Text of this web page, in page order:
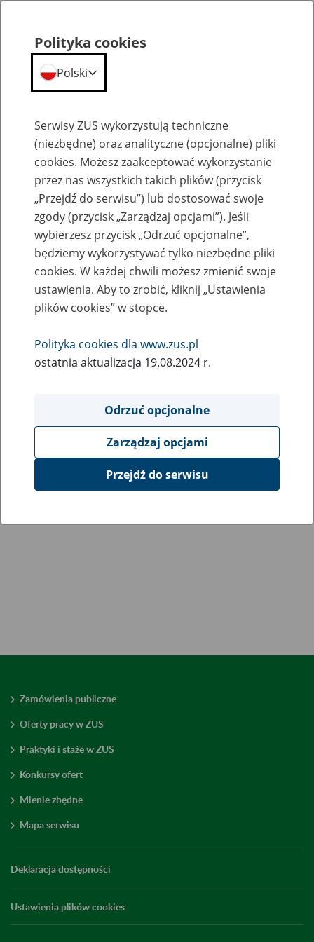
Przepraszamy,
podana strona nie została znaleziona.
Błąd 404
Przejdź do strony głównej
Zamówienia publiczne
Oferty pracy w ZUS
Praktyki i staże w ZUS
Konkursy ofert
Mienie zbędne
Mapa serwisu
Deklaracja dostępności
Ustawienia plików cookies
Polityka cookies
Polski
Serwisy ZUS wykorzystują techniczne
(niezbędne) oraz analityczne (opcjonalne) pliki
cookies. Możesz zaakceptować wykorzystanie
przez nas wszystkich takich plików (przycisk
„Przejdź do serwisu”) lub dostosować swoje
zgody (przycisk „Zarządzaj opcjami”). Jeśli
wybierzesz przycisk „Odrzuć opcjonalne”,
będziemy wykorzystywać tylko niezbędne pliki
cookies. W każdej chwili możesz zmienić swoje
ustawienia. Aby to zrobić, kliknij „Ustawienia
plików cookies” w stopce.
Polityka cookies dla www.zus.pl
ostatnia aktualizacja 19.08.2024 r.
Odrzuć opcjonalne
Zarządzaj opcjami
Przejdź do serwisu